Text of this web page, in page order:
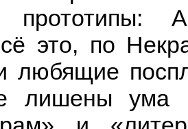
прототипы:
это, по
любящие
лишены ума